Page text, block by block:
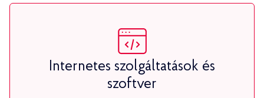
Internetes szolgáltatások és
szoftver